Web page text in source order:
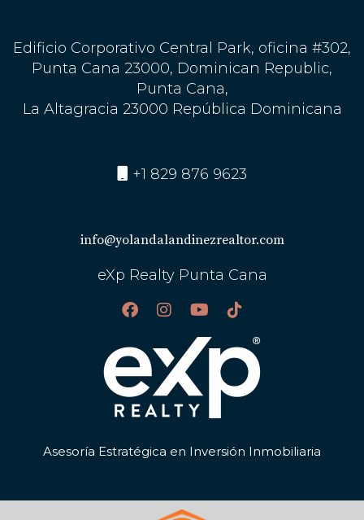
Edificio Corporativo Central Park, oficina #302,
Punta Cana 23000, Dominican Republic,
Punta Cana,
La Altagracia 23000 República Dominicana
+1 829 876 9623
info@yolandalandinezrealtor.com
eXp Realty Punta Cana
Asesoría Estratégica en Inversión Inmobiliaria